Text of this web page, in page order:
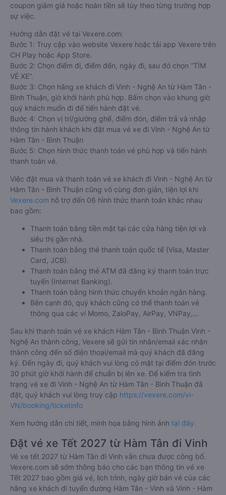
coupon giảm giá hoặc hoàn tiền sẽ tùy theo từng trường hợp
sự việc.
Hướng dẫn đặt vé tại Vexere.com:
Bước 1: Truy cập vào website Vexere hoặc tải app Vexere trên
CH Play hoặc App Store.
Bước 2: Chọn điểm đi, điểm đến, ngày đi, sau đó chọn “TÌM
VÉ XE”.
Bước 3: Chọn hãng xe khách đi Vinh - Nghệ An từ Hàm Tân -
Bình Thuận, giờ khởi hành phù hợp. Bấm chọn vào khung giờ
quý khách muốn đi để tiến hành đặt vé.
Bước 4: Chọn vị trí/giường ghế, điểm đón, điểm trả và nhập
thông tin hành khách khi đặt mua vé xe đi Vinh - Nghệ An từ
Hàm Tân - Bình Thuận
Bước 5: Chọn hình thức thanh toán vé phù hợp và tiến hành
thanh toán vé.
Việc đặt mua và thanh toán vé xe khách đi Vinh - Nghệ An từ
Hàm Tân - Bình Thuận cũng vô cùng đơn giản, tiện lợi khi
Vexere.com hỗ trợ đến 06 hình thức thanh toán khác nhau
bao gồm:
Thanh toán bằng tiền mặt tại các cửa hàng tiện lợi và
siêu thị gần nhà.
Thanh toán bằng thẻ thanh toán quốc tế (Visa, Master
Card, JCB).
Thanh toán bằng thẻ ATM đã đăng ký thanh toán trực
tuyến (Internet Banking).
Thanh toán bằng hình thức chuyển khoản ngân hàng.
Bên cạnh đó, quý khách cũng có thể thanh toán vé
thông qua các ví Momo, ZaloPay, AirPay, VNPay,…
Sau khi thanh toán vé xe khách Hàm Tân - Bình Thuận Vinh -
Nghệ An thành công, Vexere sẽ gửi tin nhắn/email xác nhận
thành công đến số điện thoại/email mà quý khách đã đăng
ký. Đến ngày đi, quý khách vui lòng có mặt tại điểm đón trước
30 phút giờ khởi hành để chuẩn bị lên xe. Để kiểm tra tình
trạng vé xe đi Vinh - Nghệ An từ Hàm Tân - Bình Thuận đã
đặt, quý khách vui lòng truy cập https://vexere.com/vi-
VN/booking/ticketinfo
Xem hướng dẫn chi tiết, minh họa bằng hình ảnh tại đây.
Đặt vé xe Tết 2027 từ Hàm Tân đi Vinh
Vé xe tết 2027 từ Hàm Tân đi Vinh vẫn chưa được công bố.
Vexere.com sẽ sớm thông báo cho các bạn thông tin vé xe
Tết 2027 bao gồm giá vé, lịch trình, ngày giờ bán vé của các
hãng xe khách đi tuyến đường Hàm Tân - Vinh và Vinh - Hàm